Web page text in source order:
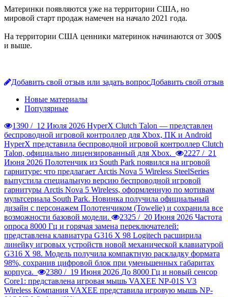
Материнки появляются уже на территории США, но
мировой старт продаж намечен на начало 2021 года.
На территории США ценники материнок начинаются от 300$
и выше.
Добавить свой отзыв или задать вопросДобавить свой отзыв
Новые материалы
Популярные
1390 / 12 Июля 2026 HyperX Clutch Talon — представлен
беспроводной игровой контроллер для Xbox, ПК и Android
HyperX представила беспроводной игровой контроллер Clutch
Talon, официально лицензированный для Xbox.
2227 / 21
Июня 2026 Полотенчик из South Park появился на игровой
гарнитуре: что предлагает Arctis Nova 5 Wireless SteelSeries
выпустила специальную версию беспроводной игровой
гарнитуры Arctis Nova 5 Wireless, оформленную по мотивам
мультсериала South Park. Новинка получила официальный
дизайн с персонажем Полотенчиком (Towelie) и сохранила все
возможности базовой модели.
2325 / 20 Июня 2026 Частота
опроса 8000 Гц и горячая замена переключателей:
представлена клавиатура G316 X 98 Logitech расширила
линейку игровых устройств новой механической клавиатурой
G316 X 98. Модель получила компактную раскладку формата
98%, сохранив цифровой блок при уменьшенных габаритах
корпуса.
2380 / 19 Июня 2026 До 8000 Гц и новый сенсор
Core1: представлена игровая мышь VAXEE NP-01S V3
Wireless Компания VAXEE представила игровую мышь NP-